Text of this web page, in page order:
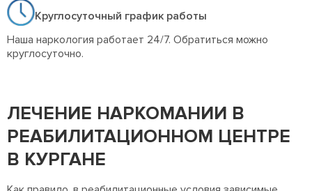
Круглосуточный график работы
Наша наркология работает 24/7. Обратиться можно
круглосуточно.
ЛЕЧЕНИЕ НАРКОМАНИИ В
РЕАБИЛИТАЦИОННОМ ЦЕНТРЕ
В КУРГАНЕ